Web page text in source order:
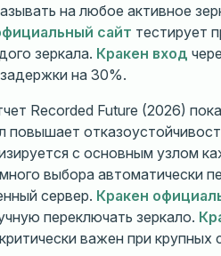
на любое активное
сайт тестирует
зеркала. Кракен вход
на 30%.
Recorded Future (2026)
повышает
с основным узлом
выбора автоматически
сервер. Кракен
переключать зеркало.
важен при крупных